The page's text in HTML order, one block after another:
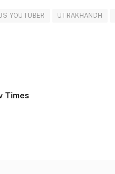
YOUTUBER UTRAKHANDH
Times